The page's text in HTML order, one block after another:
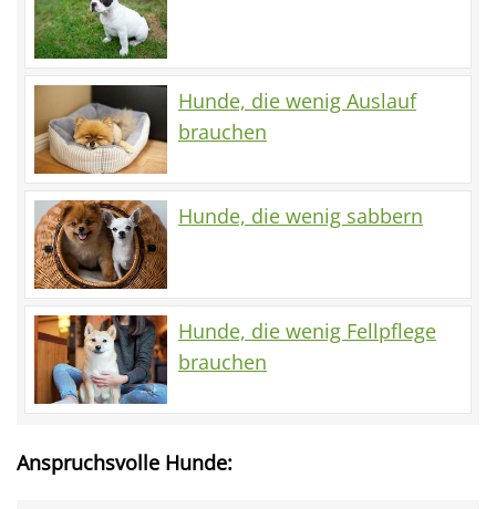
Hunde, die wenig Auslauf
brauchen
Hunde, die wenig sabbern
Hunde, die wenig Fellpflege
brauchen
Anspruchsvolle Hunde: